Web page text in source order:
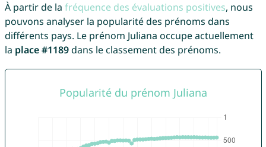
À partir de la fréquence des évaluations positives, nous
pouvons analyser la popularité des prénoms dans
différents pays. Le prénom Juliana occupe actuellement
la place #1189dans le classement des prénoms.